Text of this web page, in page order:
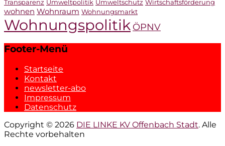
Transparenz Umweltpolitik Umweltschutz Wirtschaftsförderung
wohnen Wohnraum Wohnungsmarkt
Wohnungspolitik ÖPNV
Footer-Menü
Startseite
Kontakt
newsletter-abo
Impressum
Datenschutz
Copyright © 2026 DIE LINKE KV Offenbach Stadt. Alle
Rechte vorbehalten